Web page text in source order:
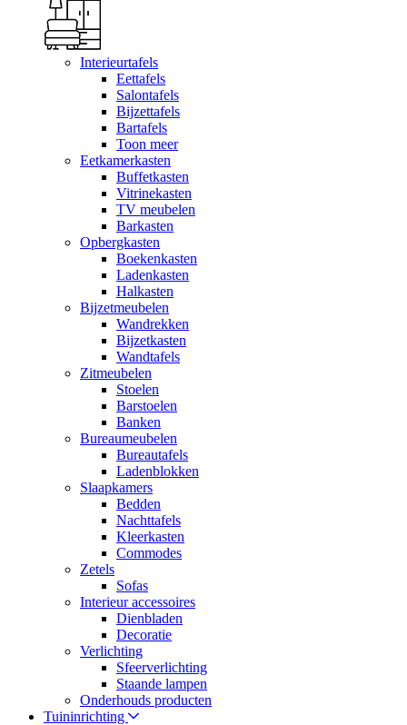
Interieurtafels
Eettafels
Salontafels
Bijzettafels
Bartafels
Toon meer
Eetkamerkasten
Buffetkasten
Vitrinekasten
TV meubelen
Barkasten
Opbergkasten
Boekenkasten
Ladenkasten
Halkasten
Bijzetmeubelen
Wandrekken
Bijzetkasten
Wandtafels
Zitmeubelen
Stoelen
Barstoelen
Banken
Bureaumeubelen
Bureautafels
Ladenblokken
Slaapkamers
Bedden
Nachttafels
Kleerkasten
Commodes
Zetels
Sofas
Interieur accessoires
Dienbladen
Decoratie
Verlichting
Sfeerverlichting
Staande lampen
Onderhouds producten
Tuininrichting